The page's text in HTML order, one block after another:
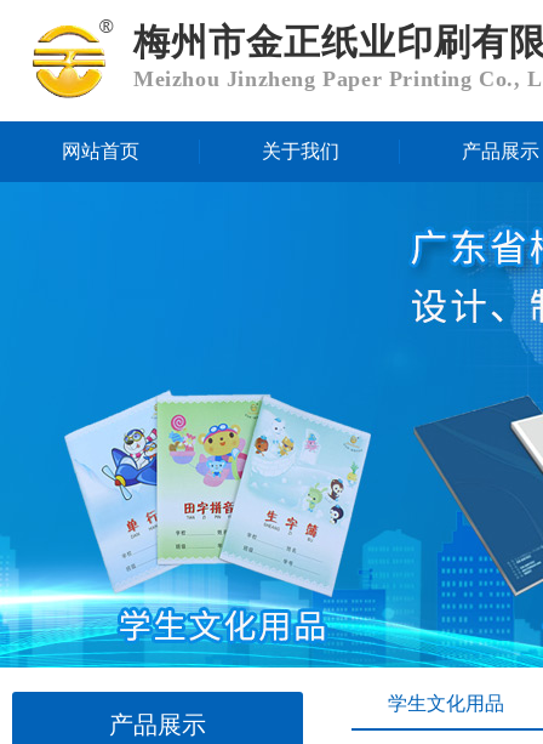
梅州市金正纸业印刷有
Meizhou Jinzheng Paper Printing Co.,
网站首页 关于我们 产品展示
产品展示
学生文化用品